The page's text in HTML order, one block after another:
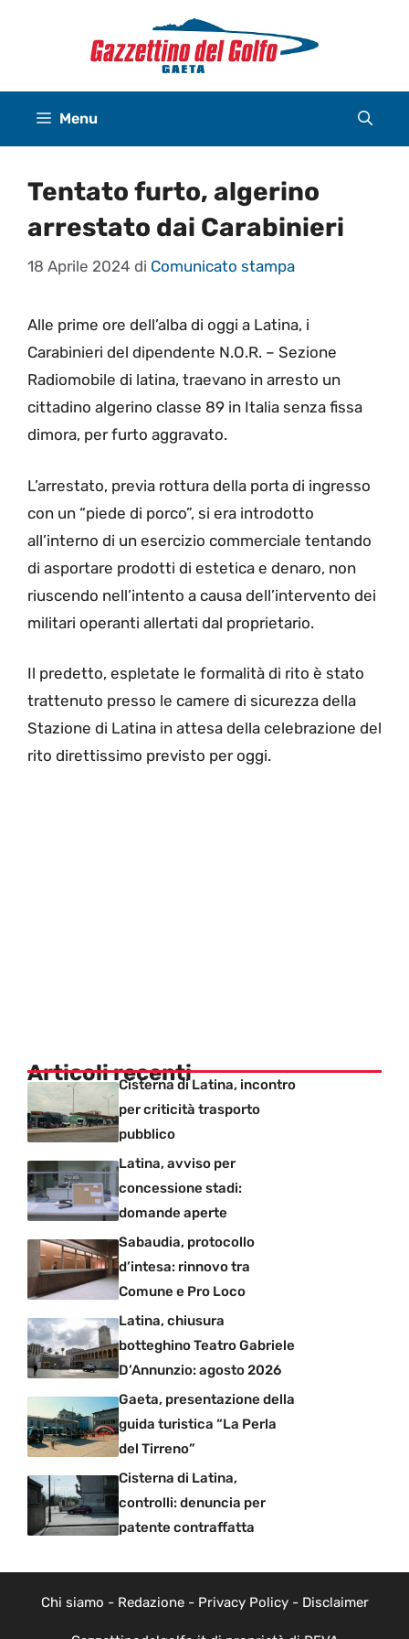
Menu
Tentato furto, algerino
arrestato dai Carabinieri
18 Aprile 2024 di Comunicato stampa
Alle prime ore dell’alba di oggi a Latina, i
Carabinieri del dipendente N.O.R. – Sezione
Radiomobile di latina, traevano in arresto un
cittadino algerino classe 89 in Italia senza fissa
dimora, per furto aggravato.
L’arrestato, previa rottura della porta di ingresso
con un “piede di porco”, si era introdotto
all’interno di un esercizio commerciale tentando
di asportare prodotti di estetica e denaro, non
riuscendo nell’intento a causa dell’intervento dei
militari operanti allertati dal proprietario.
Il predetto, espletate le formalità di rito è stato
trattenuto presso le camere di sicurezza della
Stazione di Latina in attesa della celebrazione del
rito direttissimo previsto per oggi.
Articoli recentiCisterna di Latina, incontro
per criticità trasporto
pubblico
Latina, avviso per
concessione stadi:
domande aperte
Sabaudia, protocollo
d’intesa: rinnovo tra
Comune e Pro Loco
Latina, chiusura
botteghino Teatro Gabriele
D’Annunzio: agosto 2026
Gaeta, presentazione della
guida turistica “La Perla
del Tirreno”
Cisterna di Latina,
controlli: denuncia per
patente contraffatta
Chi siamo - Redazione- Privacy Policy- Disclaimer